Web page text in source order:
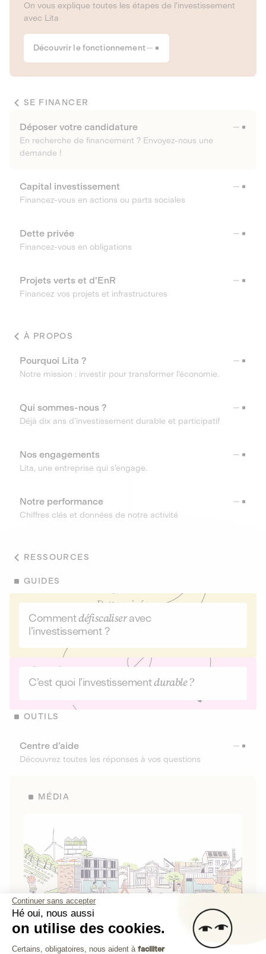
On vous explique toutes les étapes de l’investissement
avec Lita
Découvrir le fonctionnement
SE FINANCER
Déposer votre candidature
En recherche de financement ? Envoyez-nous une
demande !
Capital investissement
Financez-vous en actions ou parts sociales
Dette privée
Financez-vous en obligations
Projets verts et d'EnR
Financez vos projets et infrastructures
À PROPOS
Pourquoi Lita ?
Notre mission : investir pour transformer l’économie.
Qui sommes-nous ?
Déjà dix ans d’investissement durable et participatif
Nos engagements
Lita, une entreprise qui s’engage.
Notre performance
Chiffres clés et données de notre activité
RESSOURCES
GUIDES
Commentdéfiscaliser avec
l’investissement ?
C’est quoi l’investissementdurable ?
OUTILS
Centre d’aide
Découvrez toutes les réponses à vos questions
MÉDIA
Continuer sans accepter
Hé oui, nous aussi
on utilise des cookies.
Plateforme de Gestion du
Certains, obligatoires, nous aident à faciliter